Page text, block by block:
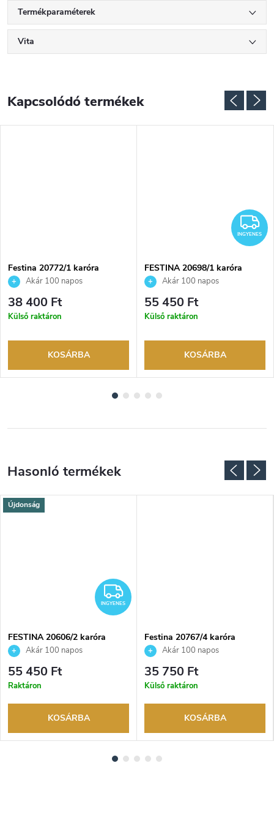
Termékparaméterek
Vita
Kapcsolódó termékek
Festina 20772/1 karóra
Akár 100 napos
visszaküldési lehetőség. Hivatalos
márkakereskedő.
38 400 Ft
Külső raktáron
KOSÁRBA
INGYENES
FESTINA 20698/1 karóra
Akár 100 napos
visszaküldési lehetőség. Hivatalos
márkakereskedő.
55 450 Ft
Külső raktáron
KOSÁRBA
Újdonság
INGYENES
INGYENES
FESTINA 20606/2 karóra
Akár 100 napos
visszaküldési lehetőség. Hivatalos
márkakereskedő.
55 450 Ft
Raktáron
KOSÁRBA
Festina 20767/4 karóra
Akár 100 napos
visszaküldési lehetőség. Hivatalos
márkakereskedő.
35 750 Ft
Külső raktáron
KOSÁRBA